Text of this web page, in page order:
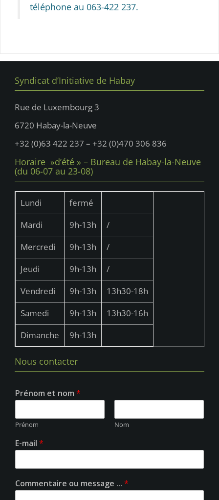
téléphone au 063-422 237.
Syndicat d’Initiative de Habay
Rue de Luxembourg 3
6720 Habay-la-Neuve
+32 (0)63 422 237 – +32 (0)470 306 836
Horaire »d’été » – Bureau de Habay-la-Neuve
(du 06-07 au 23-08)
Lundi
fermé
Mardi
9h-13h
/
Mercredi
9h-13h
/
Jeudi
9h-13h
/
Vendredi
9h-13h
13h30-18h
Samedi
9h-13h
13h30-16h
Dimanche
9h-13h
Nous contacter
Prénom et nom *
Prénom Nom
E-mail *
Commentaire ou message ... *